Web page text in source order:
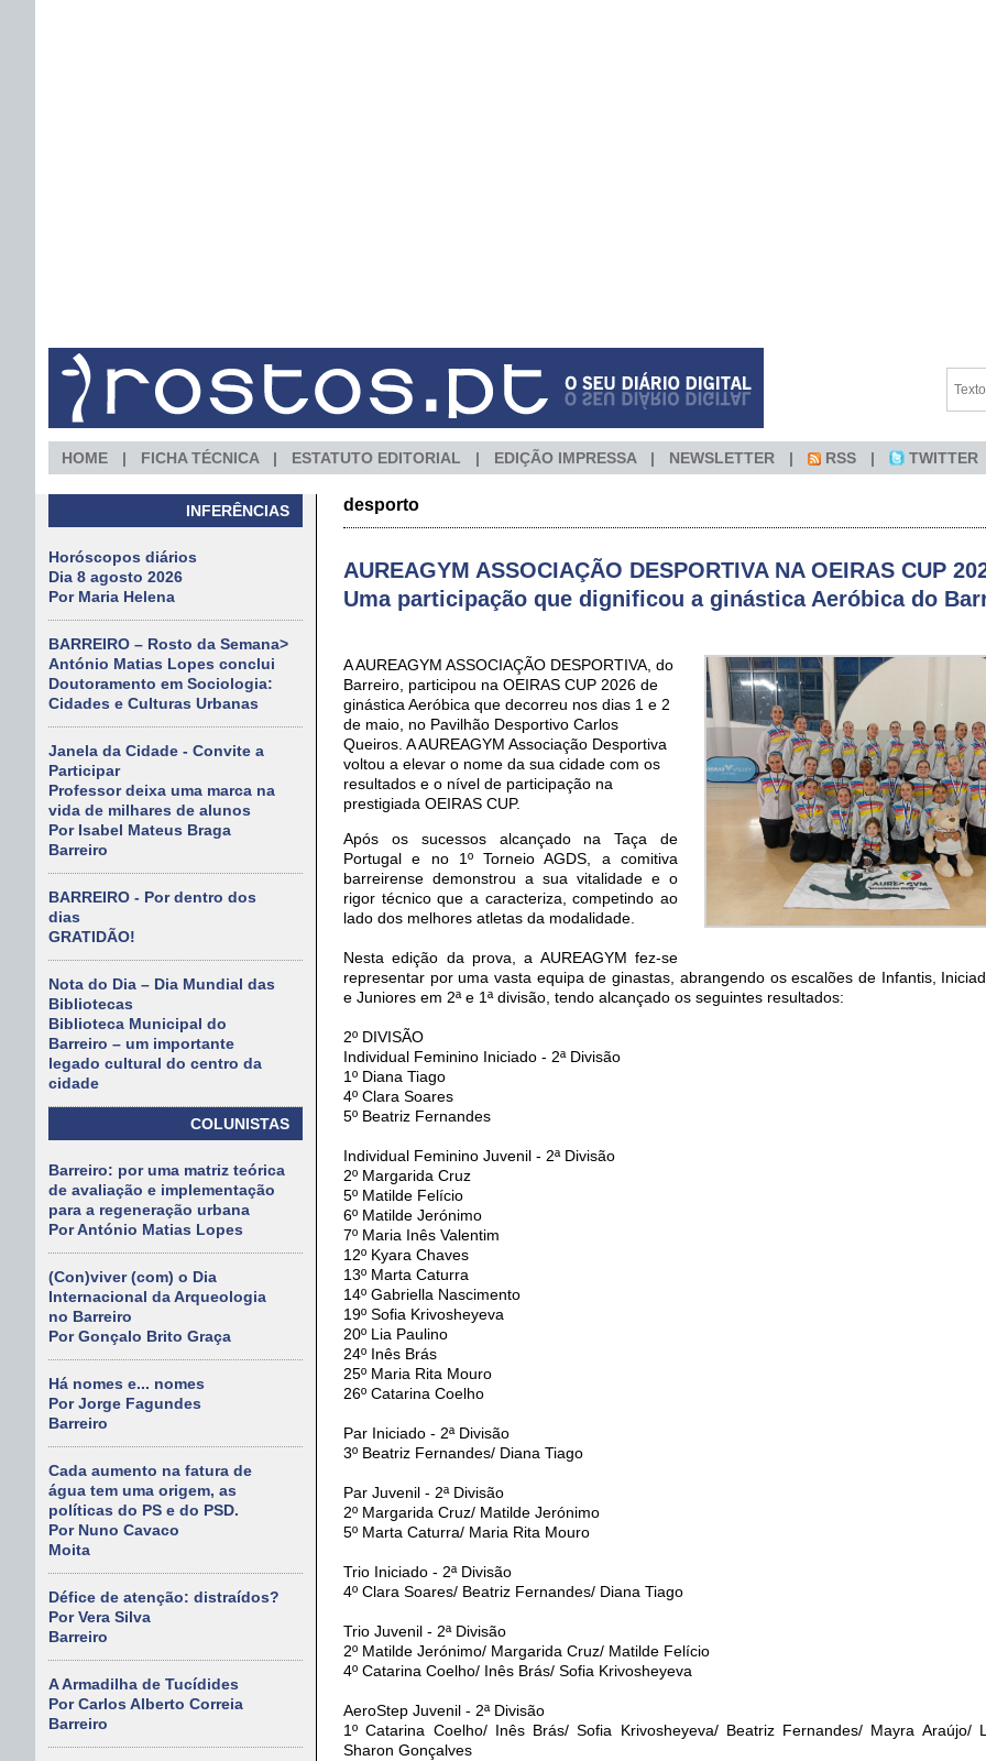
HOME FICHA TÉCNICA ESTATUTO EDITORIAL EDIÇÃO IMPRESSA NEWSLETTER RSS TWITTER
INFERÊNCIAS
Horóscopos diários
Dia 8 agosto 2026
Por Maria Helena
BARREIRO – Rosto da Semana>
António Matias Lopes conclui
Doutoramento em Sociologia:
Cidades e Culturas Urbanas
Janela da Cidade - Convite a
Participar
Professor deixa uma marca na
vida de milhares de alunos
Por Isabel Mateus Braga
Barreiro
BARREIRO - Por dentro dos
dias
GRATIDÃO!
Nota do Dia – Dia Mundial das
Bibliotecas
Biblioteca Municipal do
Barreiro – um importante
legado cultural do centro da
cidade
COLUNISTAS
Barreiro: por uma matriz teórica
de avaliação e implementação
para a regeneração urbana
Por António Matias Lopes
(Con)viver (com) o Dia
Internacional da Arqueologia
no Barreiro
Por Gonçalo Brito Graça
Há nomes e... nomes
Por Jorge Fagundes
Barreiro
Cada aumento na fatura de
água tem uma origem, as
políticas do PS e do PSD.
Por Nuno Cavaco
Moita
Défice de atenção: distraídos?
Por Vera Silva
Barreiro
A Armadilha de Tucídides
Por Carlos Alberto Correia
Barreiro
desporto
AUREAGYM ASSOCIAÇÃO DESPORTIVA NA OEIRAS CUP
Uma participação que dignificou a ginástica Aeróbica do
A AUREAGYM ASSOCIAÇÃO DESPORTIVA, do
Barreiro, participou na OEIRAS CUP 2026 de
ginástica Aeróbica que decorreu nos dias 1 e 2
de maio, no Pavilhão Desportivo Carlos
Queiros. A AUREAGYM Associação Desportiva
voltou a elevar o nome da sua cidade com os
resultados e o nível de participação na
prestigiada OEIRAS CUP.
Após os sucessos alcançado na Taça de
Portugal e no 1º Torneio AGDS, a comitiva
barreirense demonstrou a sua vitalidade e o
rigor técnico que a caracteriza, competindo ao
lado dos melhores atletas da modalidade.
Nesta edição da prova, a AUREAGYM fez-se
representar por uma vasta equipa de ginastas, abrangendo os escalões de Infantis,
e Juniores em 2ª e 1ª divisão, tendo alcançado os seguintes resultados:
2º DIVISÃO
Individual Feminino Iniciado - 2ª Divisão
1º Diana Tiago
4º Clara Soares
5º Beatriz Fernandes
Individual Feminino Juvenil - 2ª Divisão
2º Margarida Cruz
5º Matilde Felício
6º Matilde Jerónimo
7º Maria Inês Valentim
12º Kyara Chaves
13º Marta Caturra
14º Gabriella Nascimento
19º Sofia Krivosheyeva
20º Lia Paulino
24º Inês Brás
25º Maria Rita Mouro
26º Catarina Coelho
Par Iniciado - 2ª Divisão
3º Beatriz Fernandes/ Diana Tiago
Par Juvenil - 2ª Divisão
2º Margarida Cruz/ Matilde Jerónimo
5º Marta Caturra/ Maria Rita Mouro
Trio Iniciado - 2ª Divisão
4º Clara Soares/ Beatriz Fernandes/ Diana Tiago
Trio Juvenil - 2ª Divisão
2º Matilde Jerónimo/ Margarida Cruz/ Matilde Felício
4º Catarina Coelho/ Inês Brás/ Sofia Krivosheyeva
AeroStep Juvenil - 2ª Divisão
1º Catarina Coelho/ Inês Brás/ Sofia Krivosheyeva/ Beatriz Fernandes/ Mayra Araújo/
Sharon Gonçalves